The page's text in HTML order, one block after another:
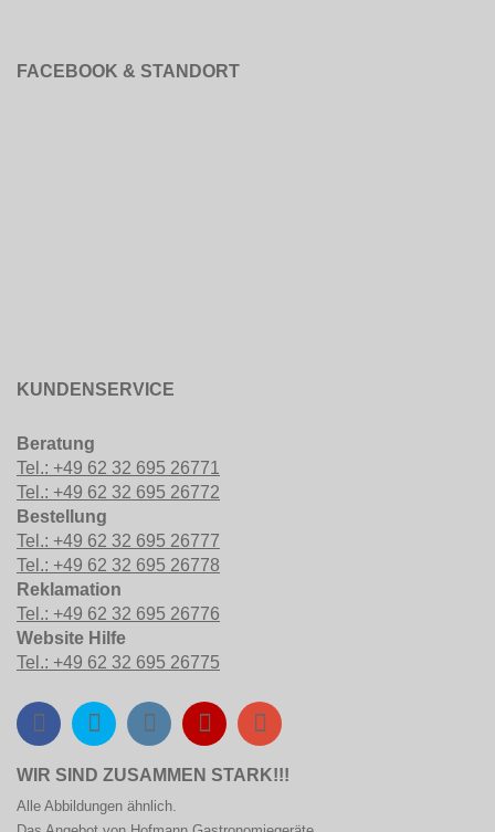
FACEBOOK & STANDORT
KUNDENSERVICE
Beratung
Tel.: +49 62 32 695 26771
Tel.: +49 62 32 695 26772
Bestellung
Tel.: +49 62 32 695 26777
Tel.: +49 62 32 695 26778
Reklamation
Tel.: +49 62 32 695 26776
Website Hilfe
Tel.: +49 62 32 695 26775
WIR SIND ZUSAMMEN STARK!!!
Alle Abbildungen ähnlich.